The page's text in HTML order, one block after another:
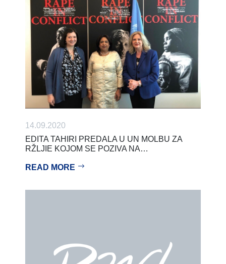
14.09.2020
EDITA TAHIRI PREDALA U UN MOLBU ZA
RŽLJIE KOJOM SE POZIVA NA…
READ MORE